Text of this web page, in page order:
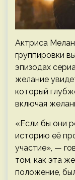
Актриса
группировки
эпизодах
желание
который
включая
«Если бы они
историю её
участие», —
том, как эта
положение,